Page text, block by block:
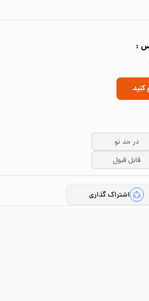
:
در حد نو
قابل قبول
اشتراک گذاری